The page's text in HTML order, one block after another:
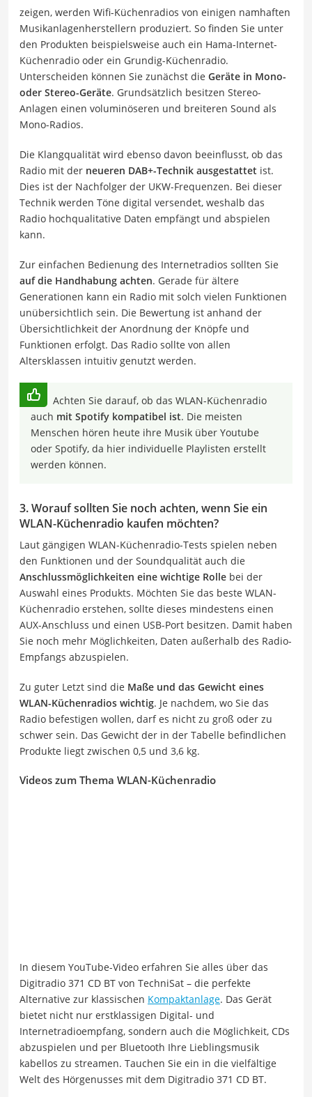
zeigen, werden Wifi-Küchenradios von einigen namhaften
Musikanlagenherstellern produziert. So finden Sie unter
den Produkten beispielsweise auch ein Hama-Internet-
Küchenradio oder ein Grundig-Küchenradio.
Unterscheiden können Sie zunächst die Geräte in Mono-
oder Stereo-Geräte. Grundsätzlich besitzen Stereo-
Anlagen einen voluminöseren und breiteren Sound als
Mono-Radios.
Die Klangqualität wird ebenso davon beeinflusst, ob das
Radio mit der neueren DAB+-Technik ausgestattet ist.
Dies ist der Nachfolger der UKW-Frequenzen. Bei dieser
Technik werden Töne digital versendet, weshalb das
Radio hochqualitative Daten empfängt und abspielen
kann.
Zur einfachen Bedienung des Internetradios sollten Sie
auf die Handhabung achten. Gerade für ältere
Generationen kann ein Radio mit solch vielen Funktionen
unübersichtlich sein. Die Bewertung ist anhand der
Übersichtlichkeit der Anordnung der Knöpfe und
Funktionen erfolgt. Das Radio sollte von allen
Altersklassen intuitiv genutzt werden.
Achten Sie darauf, ob das WLAN-Küchenradio
auch mit Spotify kompatibel ist. Die meisten
Menschen hören heute ihre Musik über Youtube
oder Spotify, da hier individuelle Playlisten erstellt
werden können.
3. Worauf sollten Sie noch achten, wenn Sie ein
WLAN-Küchenradio kaufen möchten?
Laut gängigen WLAN-Küchenradio-Tests spielen neben
den Funktionen und der Soundqualität auch die
Anschlussmöglichkeiten eine wichtige Rolle bei der
Auswahl eines Produkts. Möchten Sie das beste WLAN-
Küchenradio erstehen, sollte dieses mindestens einen
AUX-Anschluss und einen USB-Port besitzen. Damit haben
Sie noch mehr Möglichkeiten, Daten außerhalb des Radio-
Empfangs abzuspielen.
Zu guter Letzt sind die Maße und das Gewicht eines
WLAN-Küchenradios wichtig. Je nachdem, wo Sie das
Radio befestigen wollen, darf es nicht zu groß oder zu
schwer sein. Das Gewicht der in der Tabelle befindlichen
Produkte liegt zwischen 0,5 und 3,6 kg.
Videos zum Thema WLAN-Küchenradio
In diesem YouTube-Video erfahren Sie alles über das
Digitradio 371 CD BT von TechniSat – die perfekte
Alternative zur klassischen Kompaktanlage. Das Gerät
bietet nicht nur erstklassigen Digital- und
Internetradioempfang, sondern auch die Möglichkeit, CDs
abzuspielen und per Bluetooth Ihre Lieblingsmusik
kabellos zu streamen. Tauchen Sie ein in die vielfältige
Welt des Hörgenusses mit dem Digitradio 371 CD BT.